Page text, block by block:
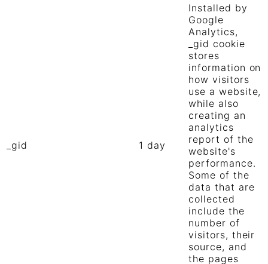
_gid 1 day
Installed by
Google
Analytics,
_gid cookie
stores
information on
how visitors
use a website,
while also
creating an
analytics
report of the
website's
performance.
Some of the
data that are
collected
include the
number of
visitors, their
source, and
the pages